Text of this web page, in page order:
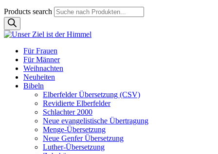
Products search
Für Frauen
Für Männer
Weihnachten
Neuheiten
Bibeln
Elberfelder Übersetzung (CSV)
Revidierte Elberfelder
Schlachter 2000
Neue evangelistische Übertragung
Menge-Übersetzung
Neue Genfer Übersetzung
Luther-Übersetzung